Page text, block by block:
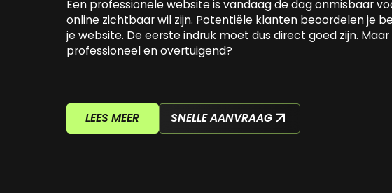
Een professionele website is vandaag de dag onmisbaar
online zichtbaar wil zijn. Potentiële klanten beoordelen je
je website. De eerste indruk moet dus direct goed zijn.
professioneel en overtuigend?
LEES MEER SNELLE AANVRAAG